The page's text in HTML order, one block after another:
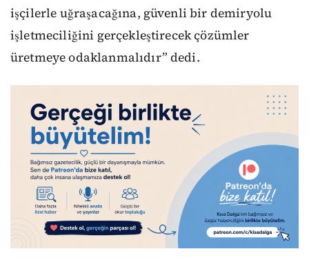
işçilerle uğraşacağına, güvenli bir demiryolu
işletmeciliğini gerçekleştirecek çözümler
üretmeye odaklanmalıdır” dedi.